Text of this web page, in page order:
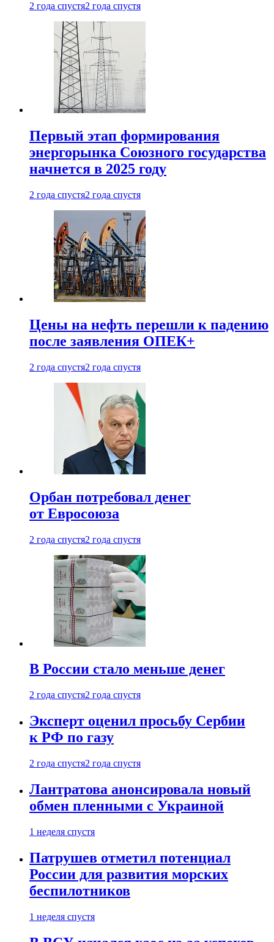
2 года спустя2 года спустя
Первый этап формирования
энергорынка Союзного государства
начнется в 2025 году
2 года спустя2 года спустя
Цены на нефть перешли к падению
после заявления ОПЕК+
2 года спустя2 года спустя
Орбан потребовал денег
от Евросоюза
2 года спустя2 года спустя
В России стало меньше денег
2 года спустя2 года спустя
Эксперт оценил просьбу Сербии
к РФ по газу
2 года спустя2 года спустя
Лантратова анонсировала новый
обмен пленными с Украиной
1 неделя спустя
Патрушев отметил потенциал
России для развития морских
беспилотников
1 неделя спустя